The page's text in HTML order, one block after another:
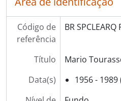
Código de
referência
BR SPCLEARQ
Título
Mario
Data(s)
1956 -